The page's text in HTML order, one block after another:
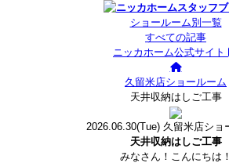
ショールーム別一覧
すべての記事
ニッカホーム公式サイト
久留米店ショールーム
天井収納はしご工事
2026.06.30(Tue) 久留米店ショ
天井収納はしご工事
みなさん！こんにちは！